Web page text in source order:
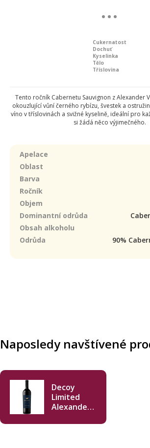
Cukernatost
Dochuť
Kyselinka
Tělo
Tříslovina
Tento ročník Cabernetu Sauvignon z Alexander
okouzlující vůní černého rybízu, švestek a
víno v tříslovinách a svižné kyselině, ideální pro
si žádá něco výjimečného.
Apelace
Oblast
Barva
Ročník
Objem
Dominantní odrůda
Obsah alkoholu
Odrůda
90%
Naposledy navštívené
Decoy
Limited
Alexander
Cabernet